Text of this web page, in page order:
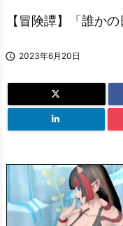
【冒険譚】「誰か
 2023年6月20日